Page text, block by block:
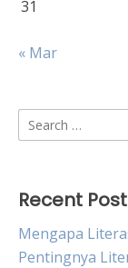
31
« Mar
Search
for:
Recent
Mengapa
Pentingnya